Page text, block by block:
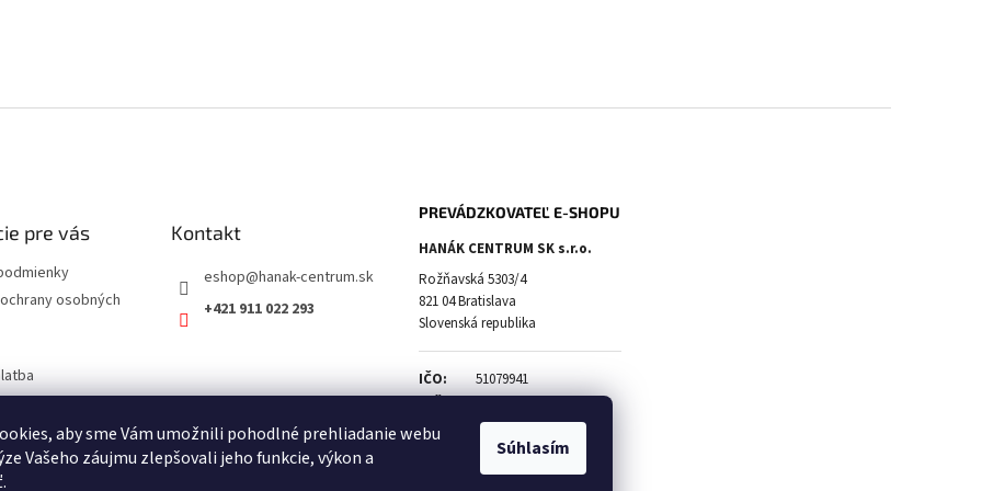
aby sme Vám umožnili pohodlné prehliadanie webu
Vašeho záujmu zlepšovali jeho funkcie, výkon a
Súhlasím
pre vás
osobných
vrátenie tovaru
Kontakt
eshop@hanak-centrum.sk
+421 911 022 293
PREVÁDZKOVATEĽ E-SHOPU
HANÁK CENTRUM SK s.r.o.
Rožňavská 5303/4
821 04 Bratislava
Slovenská republika
IČO:
51079941
IČ DPH:
SK2120583663